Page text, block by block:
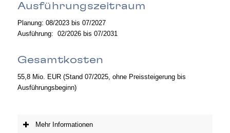
Ausführungszeitraum
Planung: 08/2023 bis 07/2027
Ausführung: 02/2026 bis 07/2031
Gesamtkosten
55,8 Mio. EUR (Stand 07/2025, ohne Preissteigerung bis
Ausführungsbeginn)
Mehr Informationen